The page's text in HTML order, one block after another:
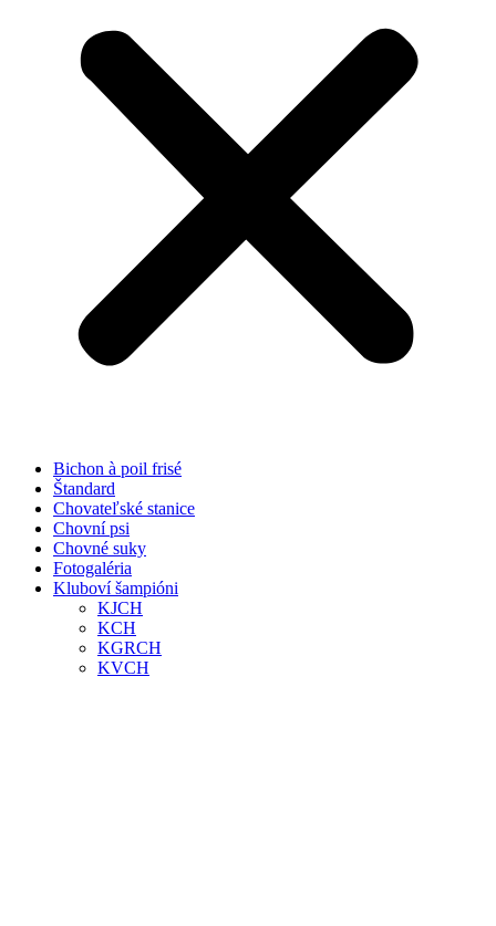
Bichon à poil frisé
Štandard
Chovateľské stanice
Chovní psi
Chovné suky
Fotogaléria
Kluboví šampióni
KJCH
KCH
KGRCH
KVCH